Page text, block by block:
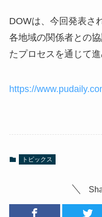
DOWは、今回発表さ
各地域の関係者との
たプロセスを通じて
https://
トピックス